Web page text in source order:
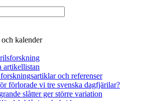
kalender
artikellistan
och referenser
förlorade vi tre svenska dagfjärilar?
slåtter ger större variation